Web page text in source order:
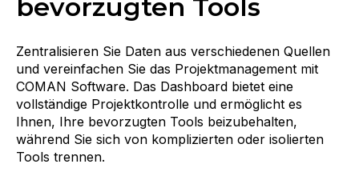
bevorzugten Tools
Zentralisieren Sie Daten aus verschiedenen Quellen
und vereinfachen Sie das Projektmanagement mit
COMAN Software. Das Dashboard bietet eine
vollständige Projektkontrolle und ermöglicht es
Ihnen, Ihre bevorzugten Tools beizubehalten,
während Sie sich von komplizierten oder isolierten
Tools trennen.